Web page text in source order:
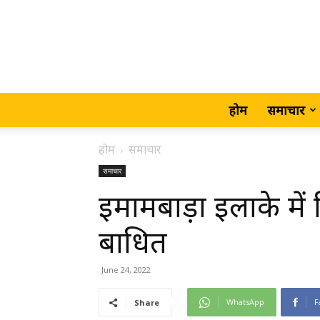
होम समाचार
होम समाचार
समाचार
इमामबाड़ा इलाके
बाधित
June 24, 2022
Share WhatsApp